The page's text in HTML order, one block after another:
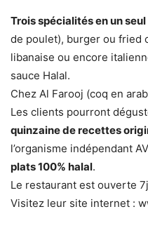
Trois spécialités en un
de poulet), burger ou fried
libanaise ou encore
sauce Halal.
Chez Al Farooj (coq en
Les clients pourront
quinzaine de recettes
l’organisme indépendant
plats 100% halal.
Le restaurant est ouverte
Visitez leur site internet :